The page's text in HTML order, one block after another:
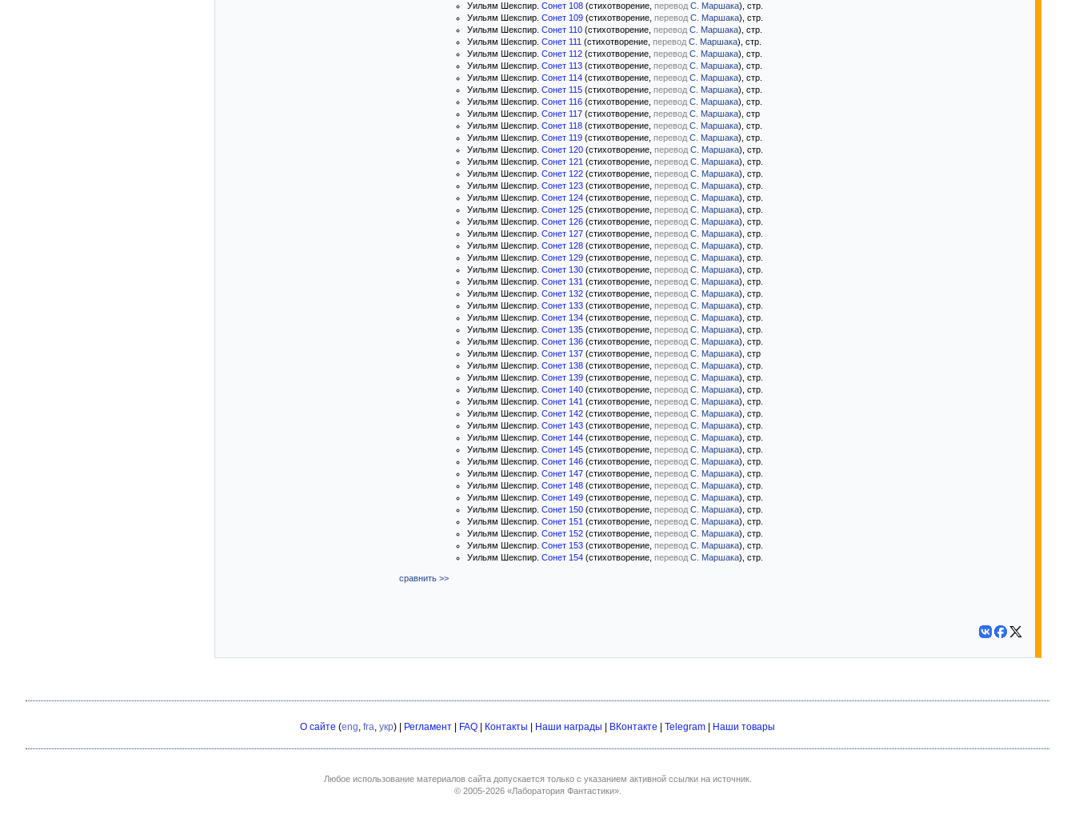
Уильям Шекспир. Сонет 108 (стихотворение, перевод С. Маршака), стр.
Уильям Шекспир. Сонет 109 (стихотворение, перевод С. Маршака), стр.
Уильям Шекспир. Сонет 110 (стихотворение, перевод С. Маршака), стр.
Уильям Шекспир. Сонет 111 (стихотворение, перевод С. Маршака), стр.
Уильям Шекспир. Сонет 112 (стихотворение, перевод С. Маршака), стр.
Уильям Шекспир. Сонет 113 (стихотворение, перевод С. Маршака), стр.
Уильям Шекспир. Сонет 114 (стихотворение, перевод С. Маршака), стр.
Уильям Шекспир. Сонет 115 (стихотворение, перевод С. Маршака), стр.
Уильям Шекспир. Сонет 116 (стихотворение, перевод С. Маршака), стр.
Уильям Шекспир. Сонет 117 (стихотворение, перевод С. Маршака), стр
Уильям Шекспир. Сонет 118 (стихотворение, перевод С. Маршака), стр.
Уильям Шекспир. Сонет 119 (стихотворение, перевод С. Маршака), стр.
Уильям Шекспир. Сонет 120 (стихотворение, перевод С. Маршака), стр.
Уильям Шекспир. Сонет 121 (стихотворение, перевод С. Маршака), стр.
Уильям Шекспир. Сонет 122 (стихотворение, перевод С. Маршака), стр.
Уильям Шекспир. Сонет 123 (стихотворение, перевод С. Маршака), стр.
Уильям Шекспир. Сонет 124 (стихотворение, перевод С. Маршака), стр.
Уильям Шекспир. Сонет 125 (стихотворение, перевод С. Маршака), стр.
Уильям Шекспир. Сонет 126 (стихотворение, перевод С. Маршака), стр.
Уильям Шекспир. Сонет 127 (стихотворение, перевод С. Маршака), стр.
Уильям Шекспир. Сонет 128 (стихотворение, перевод С. Маршака), стр.
Уильям Шекспир. Сонет 129 (стихотворение, перевод С. Маршака), стр.
Уильям Шекспир. Сонет 130 (стихотворение, перевод С. Маршака), стр.
Уильям Шекспир. Сонет 131 (стихотворение, перевод С. Маршака), стр.
Уильям Шекспир. Сонет 132 (стихотворение, перевод С. Маршака), стр.
Уильям Шекспир. Сонет 133 (стихотворение, перевод С. Маршака), стр.
Уильям Шекспир. Сонет 134 (стихотворение, перевод С. Маршака), стр.
Уильям Шекспир. Сонет 135 (стихотворение, перевод С. Маршака), стр.
Уильям Шекспир. Сонет 136 (стихотворение, перевод С. Маршака), стр.
Уильям Шекспир. Сонет 137 (стихотворение, перевод С. Маршака), стр
Уильям Шекспир. Сонет 138 (стихотворение, перевод С. Маршака), стр.
Уильям Шекспир. Сонет 139 (стихотворение, перевод С. Маршака), стр.
Уильям Шекспир. Сонет 140 (стихотворение, перевод С. Маршака), стр.
Уильям Шекспир. Сонет 141 (стихотворение, перевод С. Маршака), стр.
Уильям Шекспир. Сонет 142 (стихотворение, перевод С. Маршака), стр.
Уильям Шекспир. Сонет 143 (стихотворение, перевод С. Маршака), стр.
Уильям Шекспир. Сонет 144 (стихотворение, перевод С. Маршака), стр.
Уильям Шекспир. Сонет 145 (стихотворение, перевод С. Маршака), стр.
Уильям Шекспир. Сонет 146 (стихотворение, перевод С. Маршака), стр.
Уильям Шекспир. Сонет 147 (стихотворение, перевод С. Маршака), стр.
Уильям Шекспир. Сонет 148 (стихотворение, перевод С. Маршака), стр.
Уильям Шекспир. Сонет 149 (стихотворение, перевод С. Маршака), стр.
Уильям Шекспир. Сонет 150 (стихотворение, перевод С. Маршака), стр.
Уильям Шекспир. Сонет 151 (стихотворение, перевод С. Маршака), стр.
Уильям Шекспир. Сонет 152 (стихотворение, перевод С. Маршака), стр.
Уильям Шекспир. Сонет 153 (стихотворение, перевод С. Маршака), стр.
Уильям Шекспир. Сонет 154 (стихотворение, перевод С. Маршака), стр.
сравнить >>
О сайте (eng, fra, укр) | Регламент FAQ Контакты Наши награды ВКонтакте Telegram Наши товары
Любое использование материалов сайта допускается только с указанием активной ссылки на источник.
© 2005-2026 «Лаборатория Фантастики».